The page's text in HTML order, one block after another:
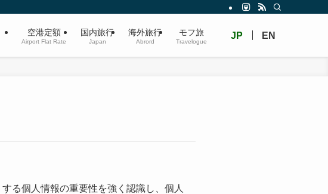
空港定額
Airport Flat Rate
国内旅行
Japan
海外旅行
Abrord
モフ旅
Travelogue
EN
JP
る個人情報の重要性を強く認識し、個人